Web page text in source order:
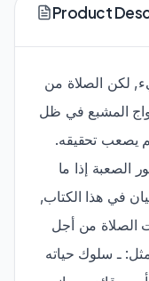
Product
لكن الصلاة من
المشبع في ظل
يصعب تحقيقه.
الصعبة إذا ما
في هذا الكتاب,
الصلاة من أجل
ـ سلوك حياته